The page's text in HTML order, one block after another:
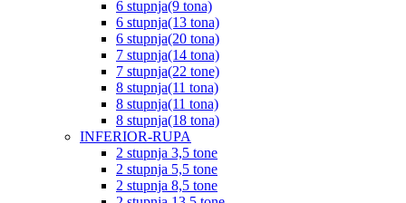
6 stupnja(9 tona)
6 stupnja(13 tona)
6 stupnja(20 tona)
7 stupnja(14 tona)
7 stupnja(22 tone)
8 stupnja(11 tona)
8 stupnja(11 tona)
8 stupnja(18 tona)
INFERIOR-RUPA
2 stupnja 3,5 tone
2 stupnja 5,5 tone
2 stupnja 8,5 tone